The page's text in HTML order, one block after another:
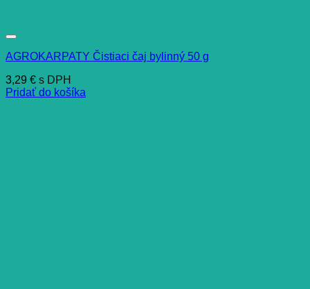
AGROKARPATY Čistiaci čaj bylinný 50 g
3,29 € s DPH
Pridať do košíka